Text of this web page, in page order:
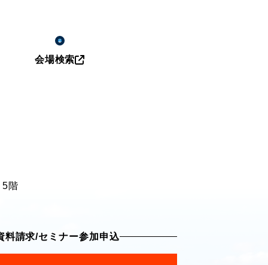
会場検索
5階
料請求/セミナー参加申込